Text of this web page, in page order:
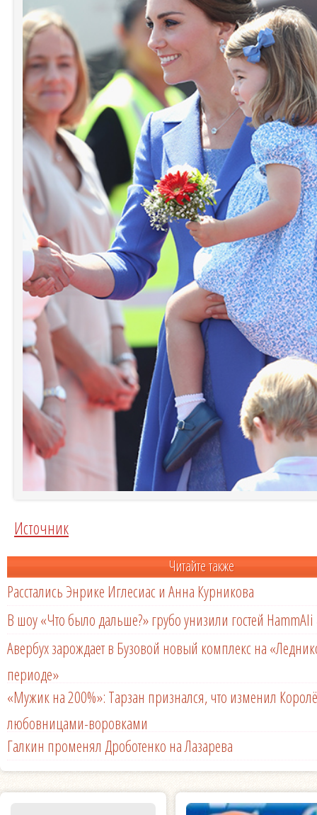
Источник
Читайте также
Расстались Энрике Иглесиас и Анна Курникова
В шоу «Что было дальше?» грубо унизили гостей HammAli
Авербух зарождает в Бузовой новый комплекс на
периоде»
«Мужик на 200%»: Тарзан признался, что изменил
любовницами-воровками
Галкин променял Дроботенко на Лазарева